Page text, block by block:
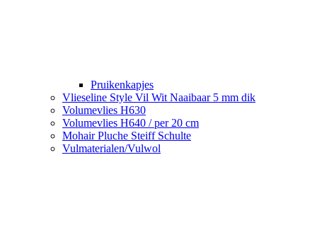
Pruikenkapjes
Vlieseline Style Vil Wit Naaibaar 5 mm dik
Volumevlies H630
Volumevlies H640 / per 20 cm
Mohair Pluche Steiff Schulte
Vulmaterialen/Vulwol